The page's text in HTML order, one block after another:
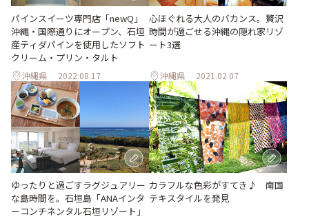
パインスイーツ専門店「newQ」
沖縄・国際通りにオープン、石垣
産ティダパインを使用したソフト
クリーム・プリン・タルト
沖縄県 2022.08.17
心ほぐれる大人のバカンス。贅沢
時間が過ごせる沖縄の隠れ家リゾ
ート3選
沖縄県 2021.02.07
ゆったりと過ごすラグジュアリー
な島時間を。石垣島「ANAインタ
ーコンチネンタル石垣リゾート」
カラフルな色彩がすてき♪ 南国
テキスタイルを発見